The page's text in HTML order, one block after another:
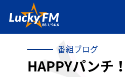
番組ブログ
HAPPYパンチ！